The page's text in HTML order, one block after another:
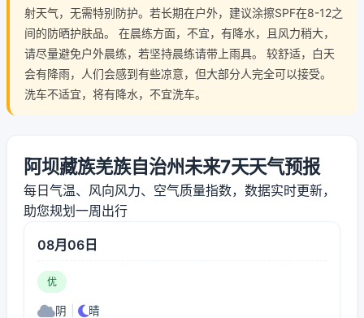
射天气，无需特别防护。若长期在户外，建议涂擦SPF在8-12之
间的防晒护肤品。 在晨练方面，不宜，有降水，且风力稍大，
请尽量避免户外晨练，若坚持晨练请带上雨具。 较舒适，白天
会有降雨，人们会感到有些凉意，但大部分人完全可以接受。
洗车不适宜，将有降水，不宜洗车。
阿坝藏族羌族自治州未来7天天气预报
每日气温、风向风力、空气质量指数，数据实时更新，
助您规划一周出行
08月06日
优
阴 晴